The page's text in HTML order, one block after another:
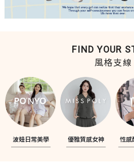
FIND YOUR
風格支線
波妞日常美學 優雅質感女神 性感